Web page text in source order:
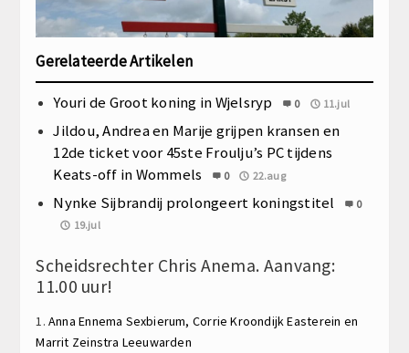
Gerelateerde Artikelen
Youri de Groot koning in Wjelsryp 0 11.jul
Jildou, Andrea en Marije grijpen kransen en
12de ticket voor 45ste Froulju’s PC tijdens
Keats-off in Wommels
0 22.aug
Nynke Sijbrandij prolongeert koningstitel
0
19.jul
Scheidsrechter Chris Anema. Aanvang:
11.00 uur!
1.Anna Ennema Sexbierum, Corrie KroondijkEasterein en
Marrit Zeinstra Leeuwarden